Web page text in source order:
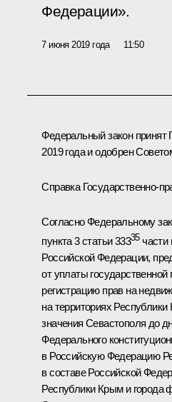
Федерации».
7 июня 2019 года 11:50
Федеральный закон принят
2019 года и одобрен
Справка Государственно-
Согласно Федеральному
пункта 3 статьи 33335части
Российской Федерации,
от уплаты
регистрацию прав на
на территориях
значения Севастополя до
Федерального
в Российскую Федерацию
в составе Российской
Республики Крым и города